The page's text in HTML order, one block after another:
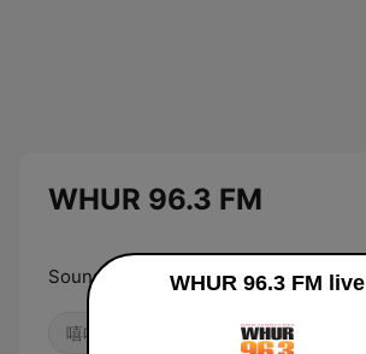
WHUR 96.3 FM
Sounds Like Washington
嘻哈 成人當代
WHUR 96.3 FM live